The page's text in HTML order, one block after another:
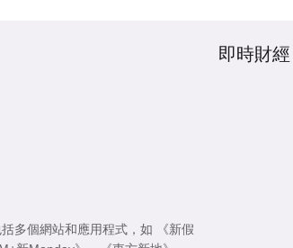
多個網站和應用程式，如
《新假
即時財經